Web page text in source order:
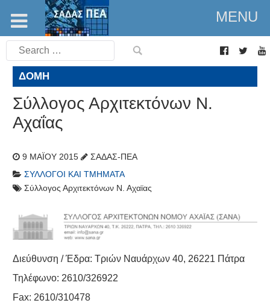
MENU
Search
for:
ΔΟΜΉ
Σύλλογος Αρχιτεκτόνων Ν.
Αχαΐας
9 ΜΑΪ́ΟΥ 2015
ΣΑΔΑΣ-ΠΕΑ
ΣΎΛΛΟΓΟΙ ΚΑΙ ΤΜΉΜΑΤΑ
Σύλλογος Αρχιτεκτόνων Ν. Αχαϊας
Διεύθυνση / Έδρα: Τριών Ναυάρχων 40, 26221 Πάτρα
Τηλέφωνο: 2610/326922
Fax: 2610/310478